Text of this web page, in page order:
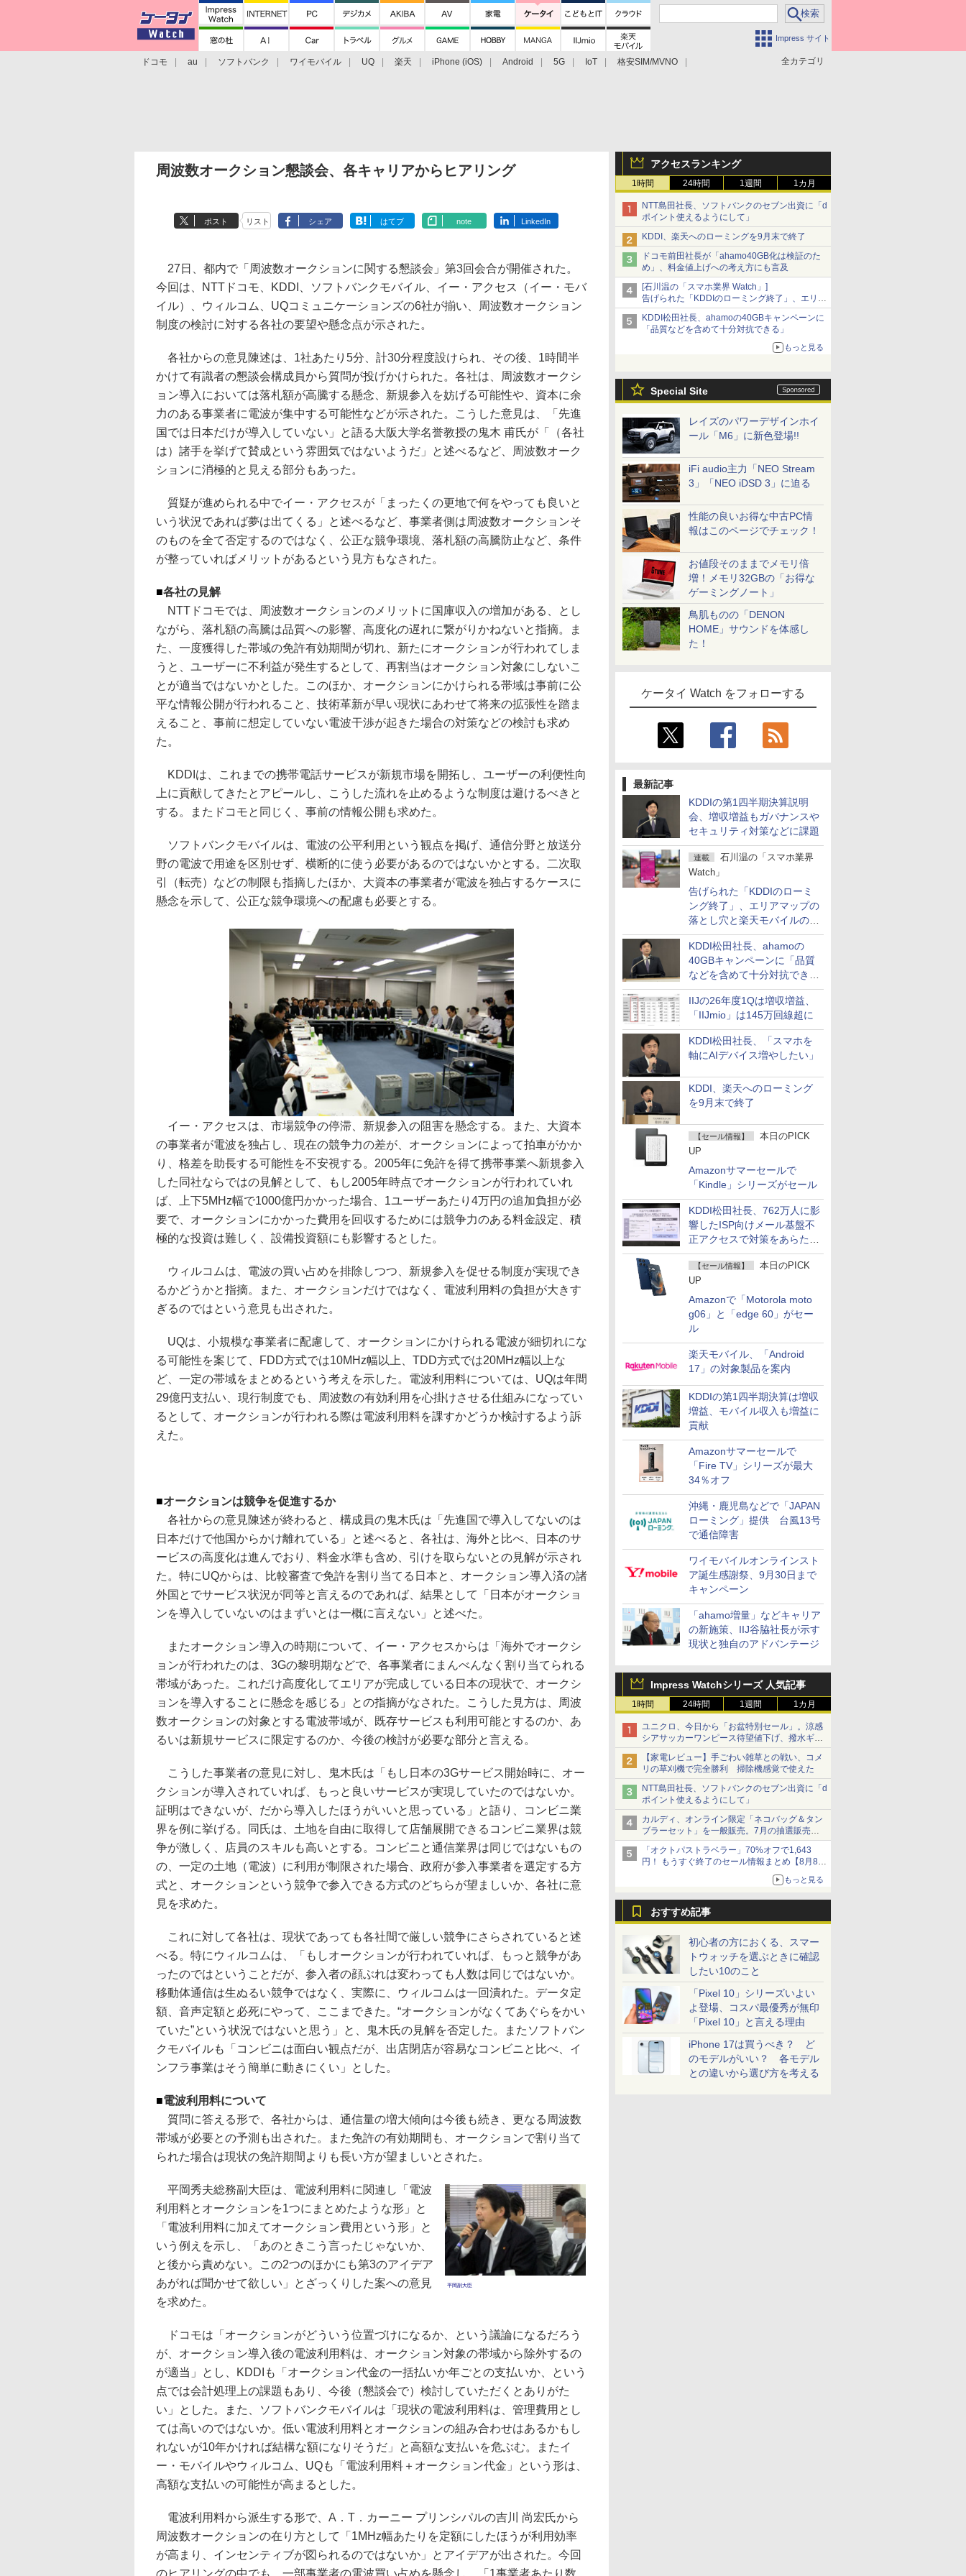
Impress サイト
全カテゴリ
ドコモ au ソフトバンク ワイモバイル UQ 楽天 iPhone (iOS) Android 5G IoT
格安SIM/MVNO
アクセスランキング
1時間 24時間 1週間 1カ月
NTT島田社長、ソフトバンクのセブン出資に「d
ポイント使えるようにして」
KDDI、楽天へのローミングを9月末で終了
ドコモ前田社長が「ahamo40GB化は検証のた
め」、料金値上げへの考え方にも言及
[石川温の「スマホ業界 Watch」]
告げられた「KDDIのローミング終了」、エリア
マップの落とし穴と楽天モバイルの課題
KDDI松田社長、ahamoの40GBキャンペーンに
「品質などを含めて十分対抗できる」
もっと見る
Special Site
レイズのパワーデザインホイ
ール「M6」に新色登場!!
iFi audio主力「NEO Stream
3」「NEO iDSD 3」に迫る
性能の良いお得な中古PC情
報はこのページでチェック！
お値段そのままでメモリ倍
増！メモリ32GBの「お得な
ゲーミングノート」
鳥肌ものの「DENON
HOME」サウンドを体感し
た！
ケータイ Watch をフォローする
最新記事
KDDIの第1四半期決算説明
会、増収増益もガバナンスや
セキュリティ対策などに課題
連載
石川温の「スマホ業界
Watch」
告げられた「KDDIのローミ
ング終了」、エリアマップの
落とし穴と楽天モバイルの課
題
KDDI松田社長、ahamoの
40GBキャンペーンに「品質
などを含めて十分対抗でき
る」
IIJの26年度1Qは増収増益、
「IIJmio」は145万回線超に
KDDI松田社長、「スマホを
軸にAIデバイス増やしたい」
KDDI、楽天へのローミング
を9月末で終了
【セール情報】
本日のPICK
UP
Amazonサマーセールで
「Kindle」シリーズがセール
KDDI松田社長、762万人に影
響したISP向けメール基盤不
正アクセスで対策をあらため
て説明
【セール情報】
本日のPICK
UP
Amazonで「Motorola moto
g06」と「edge 60」がセー
ル
楽天モバイル、「Android
17」の対象製品を案内
KDDIの第1四半期決算は増収
増益、モバイル収入も増益に
貢献
Amazonサマーセールで
「Fire TV」シリーズが最大
34％オフ
沖縄・鹿児島などで「JAPAN
ローミング」提供 台風13号
で通信障害
ワイモバイルオンラインスト
ア誕生感謝祭、9月30日まで
キャンペーン
「ahamo増量」などキャリア
の新施策、IIJ谷脇社長が示す
現状と独自のアドバンテージ
Impress Watchシリーズ 人気記事
1時間 24時間 1週間 1カ月
ユニクロ、今日から「お盆特別セール」。涼感
シアサッカーワンピース待望値下げ、撥水ギア
ショーツは1990円に
【家電レビュー】手ごわい雑草との戦い、コメ
リの草刈機で完全勝利 掃除機感覚で使えた
NTT島田社長、ソフトバンクのセブン出資に「d
ポイント使えるようにして」
カルディ、オンライン限定「ネコバッグ＆タン
ブラーセット」を一般販売。7月の抽選販売の
当選無効分
「オクトパストラベラー」70%オフで1,643
円！ もうすぐ終了のセール情報まとめ【8月8日
ニンテンドーeショップでは「大神 絶景版」が
もっと見る
おすすめ記事
初心者の方におくる、スマー
トウォッチを選ぶときに確認
したい10のこと
「Pixel 10」シリーズいよい
よ登場、コスパ最優秀が無印
「Pixel 10」と言える理由
iPhone 17は買うべき？ ど
のモデルがいい？ 各モデル
との違いから選び方を考える
周波数オークション懇談会、各キャリアからヒアリング
ポスト リスト シェア はてブ note LinkedIn
27日、都内で「周波数オークションに関する懇談会」第3回会合が開催された。
今回は、NTTドコモ、KDDI、ソフトバンクモバイル、イー・アクセス（イー・モバ
イル）、ウィルコム、UQコミュニケーションズの6社が揃い、周波数オークション
制度の検討に対する各社の要望や懸念点が示された。
各社からの意見陳述は、1社あたり5分、計30分程度設けられ、その後、1時間半
かけて有識者の懇談会構成員から質問が投げかけられた。各社は、周波数オークシ
ョン導入においては落札額が高騰する懸念、新規参入を妨げる可能性や、資本に余
力のある事業者に電波が集中する可能性などが示された。こうした意見は、「先進
国では日本だけが導入していない」と語る大阪大学名誉教授の鬼木 甫氏が「（各社
は）諸手を挙げて賛成という雰囲気ではないようだ」と述べるなど、周波数オーク
ションに消極的と見える部分もあった。
質疑が進められる中でイー・アクセスが「まったくの更地で何をやっても良いと
いう状況であれば夢は出てくる」と述べるなど、事業者側は周波数オークションそ
のものを全て否定するのではなく、公正な競争環境、落札額の高騰防止など、条件
が整っていればメリットがあるという見方もなされた。
■各社の見解
NTTドコモでは、周波数オークションのメリットに国庫収入の増加がある、とし
ながら、落札額の高騰は品質への影響、高度化の遅れに繋がりかねないと指摘。ま
た、一度獲得した帯域の免許有効期間が切れ、新たにオークションが行われてしま
うと、ユーザーに不利益が発生するとして、再割当はオークション対象にしないこ
とが適当ではないかとした。このほか、オークションにかけられる帯域は事前に公
平な情報公開が行われること、技術革新が早い現状にあわせて将来の拡張性を踏ま
えること、事前に想定していない電波干渉が起きた場合の対策などの検討も求め
た。
KDDIは、これまでの携帯電話サービスが新規市場を開拓し、ユーザーの利便性向
上に貢献してきたとアピールし、こうした流れを止めるような制度は避けるべきと
する。またドコモと同じく、事前の情報公開も求めた。
ソフトバンクモバイルは、電波の公平利用という観点を掲げ、通信分野と放送分
野の電波で用途を区別せず、横断的に使う必要があるのではないかとする。二次取
引（転売）などの制限も指摘したほか、大資本の事業者が電波を独占するケースに
懸念を示して、公正な競争環境への配慮も必要とする。
イー・アクセスは、市場競争の停滞、新規参入の阻害を懸念する。また、大資本
の事業者が電波を独占し、現在の競争力の差が、オークションによって拍車がかか
り、格差を助長する可能性を不安視する。2005年に免許を得て携帯事業へ新規参入
した同社ならではの見解として、もし2005年時点でオークションが行われていれ
ば、上下5MHz幅で1000億円かかった場合、1ユーザーあたり4万円の追加負担が必
要で、オークションにかかった費用を回収するためには競争力のある料金設定、積
極的な投資は難しく、設備投資額にも影響するとした。
ウィルコムは、電波の買い占めを排除しつつ、新規参入を促せる制度が実現でき
るかどうかと指摘。また、オークションだけではなく、電波利用料の負担が大きす
ぎるのではという意見も出された。
UQは、小規模な事業者に配慮して、オークションにかけられる電波が細切れにな
る可能性を案じて、FDD方式では10MHz幅以上、TDD方式では20MHz幅以上な
ど、一定の帯域をまとめるという考えを示した。電波利用料については、UQは年間
29億円支払い、現行制度でも、周波数の有効利用を心掛けさせる仕組みになってい
るとして、オークションが行われる際は電波利用料を課すかどうか検討するよう訴
えた。
■オークションは競争を促進するか
各社からの意見陳述が終わると、構成員の鬼木氏は「先進国で導入してないのは
日本だけで他国からかけ離れている」と述べると、各社は、海外と比べ、日本のサ
ービスの高度化は進んでおり、料金水準も含め、引けを取らないとの見解が示され
た。特にUQからは、比較審査で免許を割り当てる日本と、オークション導入済の諸
外国とでサービス状況が同等と言えるのであれば、結果として「日本がオークショ
ンを導入していないのはまずいとは一概に言えない」と述べた。
またオークション導入の時期について、イー・アクセスからは「海外でオークシ
ョンが行われたのは、3Gの黎明期などで、各事業者にまんべんなく割り当てられる
帯域があった。これだけ高度化してエリアが完成している日本の現状で、オークシ
ョンを導入することに懸念を感じる」との指摘がなされた。こうした見方は、周波
数オークションの対象とする電波帯域が、既存サービスも利用可能とするのか、あ
るいは新規サービスに限定するのか、今後の検討が必要な部分と言える。
こうした事業者の意見に対し、鬼木氏は「もし日本の3Gサービス開始時に、オー
クションが導入されていれば、もっと良いサービスが実現していたのではないか。
証明はできないが、だから導入したほうがいいと思っている」と語り、コンビニ業
界を例に挙げる。同氏は、土地を自由に取得して店舗展開できるコンビニ業界は競
争が激しく、店員のスキルも高いとする。コンビニと通信業界は同じではないもの
の、一定の土地（電波）に利用が制限された場合、政府が参入事業者を選定する方
式と、オークションという競争で参入できる方式のどちらが望ましいか、各社に意
見を求めた。
これに対して各社は、現状であっても各社間で厳しい競争にさらされていると述
べる。特にウィルコムは、「もしオークションが行われていれば、もっと競争があ
ったのではということだが、参入者の顔ぶれは変わっても人数は同じではないか。
移動体通信は生ぬるい競争ではなく、実際に、ウィルコムは一回潰れた。データ定
額、音声定額と必死にやって、ここまできた。“オークションがなくてあぐらをかい
ていた”という状況ではないと思う」と、鬼木氏の見解を否定した。またソフトバン
クモバイルも「コンビニは面白い観点だが、出店閉店が容易なコンビニと比べ、イ
ンフラ事業はそう簡単に動きにくい」とした。
■電波利用料について
質問に答える形で、各社からは、通信量の増大傾向は今後も続き、更なる周波数
帯域が必要との予測も出された。また免許の有効期間も、オークションで割り当て
られた場合は現状の免許期間よりも長い方が望ましいとされた。
平岡副大臣
平岡秀夫総務副大臣は、電波利用料に関連し「電波
利用料とオークションを1つにまとめたような形」と
「電波利用料に加えてオークション費用という形」と
いう例えを示し、「あのときこう言ったじゃないか、
と後から責めない。この2つのほかにも第3のアイデア
あがれば聞かせて欲しい」とざっくりした案への意見
を求めた。
ドコモは「オークションがどういう位置づけになるか、という議論になるだろう
が、オークション導入後の電波利用料は、オークション対象の帯域から除外するの
が適当」とし、KDDIも「オークション代金の一括払いか年ごとの支払いか、という
点では会計処理上の課題もあり、今後（懇談会で）検討していただくとありがた
い」とした。また、ソフトバンクモバイルは「現状の電波利用料は、管理費用とし
ては高いのではないか。低い電波利用料とオークションの組み合わせはあるかもし
れないが10年かければ結構な額になりそうだ」と高額な支払いを危ぶむ。またイ
ー・モバイルやウィルコム、UQも「電波利用料＋オークション代金」という形は、
高額な支払いの可能性が高まるとした。
電波利用料から派生する形で、A．T．カーニー プリンシパルの吉川 尚宏氏から
周波数オークションの在り方として「1MHz幅あたりを定額にしたほうが利用効率
が高まり、インセンティブが図られるのではないか」とアイデアが出された。今回
のヒアリングの中でも、一部事業者の電波買い占めを懸念し、「1事業者あたり数